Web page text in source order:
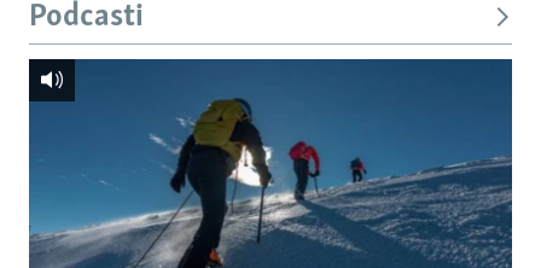
Podcasti